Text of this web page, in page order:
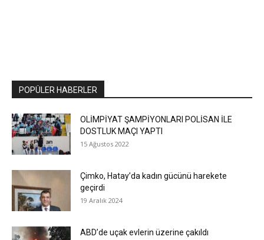
POPÜLER HABERLER
OLİMPİYAT ŞAMPİYONLARI POLİSAN İLE
DOSTLUK MAÇI YAPTI
15 Ağustos 2022
Çimko, Hatay’da kadın gücünü harekete
geçirdi
19 Aralık 2024
ABD’de uçak evlerin üzerine çakıldı